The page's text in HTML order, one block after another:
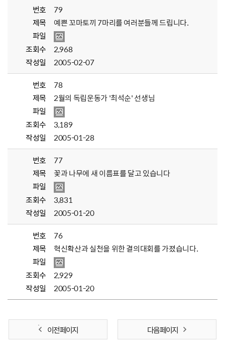
번호
79
제목
예쁜 꼬마토끼 7마리를 여러분들께 드립니다.
파일
조회수
2,968
작성일
2005-02-07
번호
78
제목
2월의 독립운동가 '최석순' 선생님
파일
조회수
3,189
작성일
2005-01-28
번호
77
제목
꽃과 나무에 새 이름표를 달고 있습니다
파일
조회수
3,831
작성일
2005-01-20
번호
76
제목
혁신확산과 실천을 위한 결의대회를 가졌습니다.
파일
조회수
2,929
작성일
2005-01-20
이전 페이지 다음 페이지